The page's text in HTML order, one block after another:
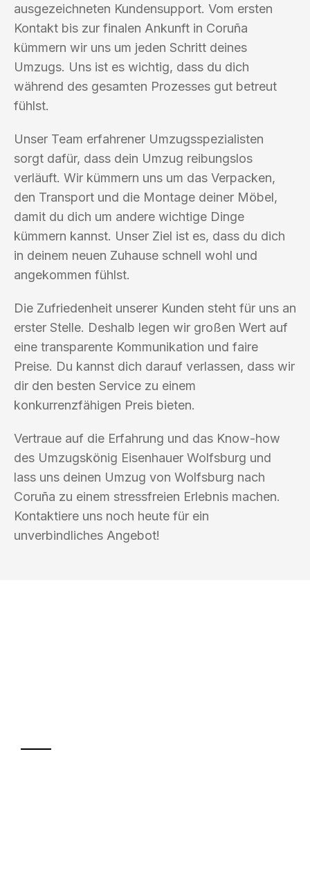
ausgezeichneten Kundensupport. Vom ersten
Kontakt bis zur finalen Ankunft in Coruña
kümmern wir uns um jeden Schritt deines
Umzugs. Uns ist es wichtig, dass du dich
während des gesamten Prozesses gut betreut
fühlst.
Unser Team erfahrener Umzugsspezialisten
sorgt dafür, dass dein Umzug reibungslos
verläuft. Wir kümmern uns um das Verpacken,
den Transport und die Montage deiner Möbel,
damit du dich um andere wichtige Dinge
kümmern kannst. Unser Ziel ist es, dass du dich
in deinem neuen Zuhause schnell wohl und
angekommen fühlst.
Die Zufriedenheit unserer Kunden steht für uns an
erster Stelle. Deshalb legen wir großen Wert auf
eine transparente Kommunikation und faire
Preise. Du kannst dich darauf verlassen, dass wir
dir den besten Service zu einem
konkurrenzfähigen Preis bieten.
Vertraue auf die Erfahrung und das Know-how
des Umzugskönig Eisenhauer Wolfsburg und
lass uns deinen Umzug von Wolfsburg nach
Coruña zu einem stressfreien Erlebnis machen.
Kontaktiere uns noch heute für ein
unverbindliches Angebot!